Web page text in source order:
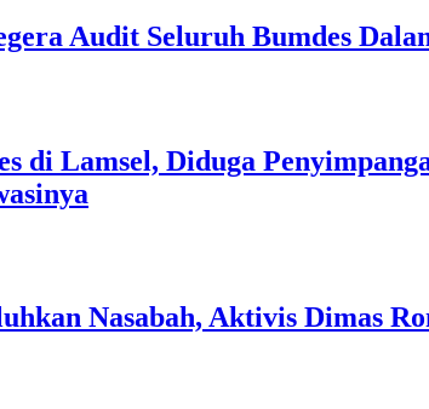
Audit Seluruh Bumdes
di Lamsel, Diduga
Nasabah, Aktivis Dimas